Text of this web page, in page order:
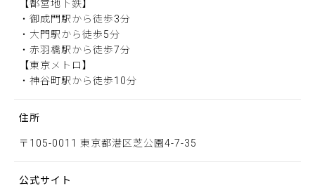
【都営地下鉄】
・御成門駅から徒歩3分
・大門駅から徒歩5分
・赤羽橋駅から徒歩7分
【東京メトロ】
・神谷町駅から徒歩10分
住所
〒105-0011 東京都港区芝公園4-7-35
公式サイト